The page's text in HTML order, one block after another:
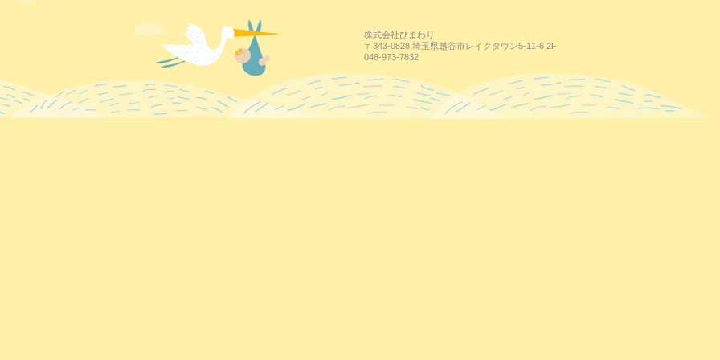
株式会社ひまわり
〒343-0828 埼玉県越谷市レイクタウン5-11-6 2F
048-973-7832